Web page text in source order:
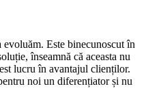
Este binecunoscut în
înseamnă că aceasta nu
lucru în avantajul clienților.
noi un diferențiator și nu